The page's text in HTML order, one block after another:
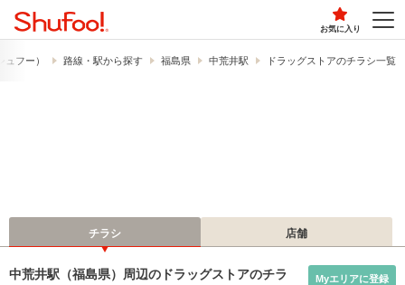
お気に入り
フー） 路線・駅から探す 福島県 中荒井駅 ドラッグストアのチラシ一覧
チラシ 店舗
中荒井駅（福島県）周辺のドラッグストアのチラ
Myエリアに登録